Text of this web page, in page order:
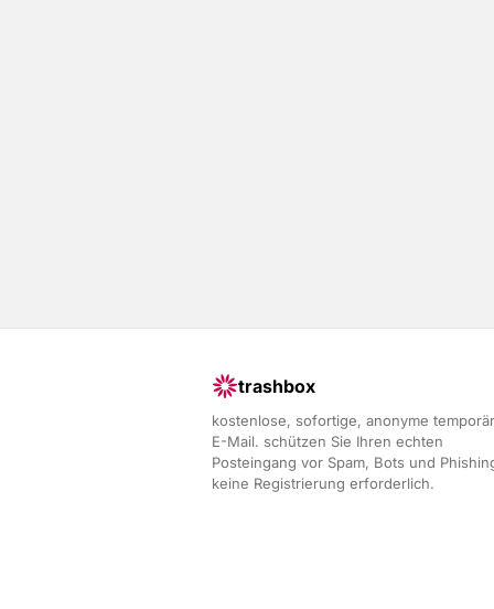
trashbox
kostenlose, sofortige, anonyme
E-Mail. schützen Sie Ihren echten
Posteingang vor Spam, Bots und
keine Registrierung erforderlich.